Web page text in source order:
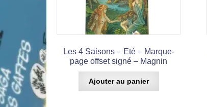
Les 4 Saisons – Eté – Marque-
page offset signé – Magnin
Ajouter au panier